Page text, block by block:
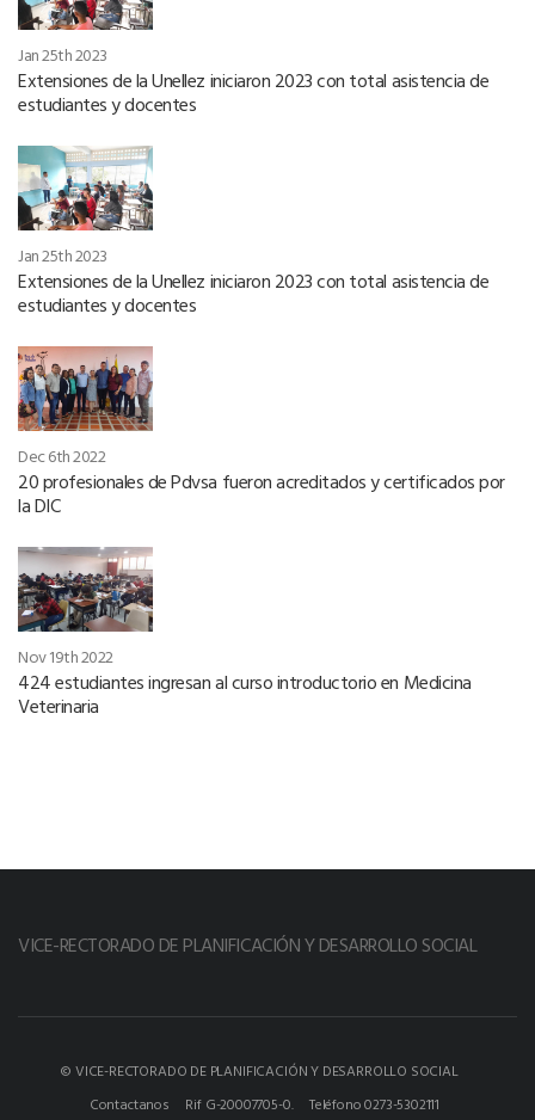
Jan 25th 2023
Extensiones de la Unellez iniciaron 2023 con total asistencia de
estudiantes y docentes
Jan 25th 2023
Extensiones de la Unellez iniciaron 2023 con total asistencia de
estudiantes y docentes
Dec 6th 2022
20 profesionales de Pdvsa fueron acreditados y certificados por
la DIC
Nov 19th 2022
424 estudiantes ingresan al curso introductorio en Medicina
Veterinaria
VICE-RECTORADO DE PLANIFICACIÓN Y DESARROLLO SOCIAL
© VICE-RECTORADO DE PLANIFICACIÓN Y DESARROLLO SOCIAL
Contactanos
Rif G-20007705-0.
Teléfono 0273-5302111